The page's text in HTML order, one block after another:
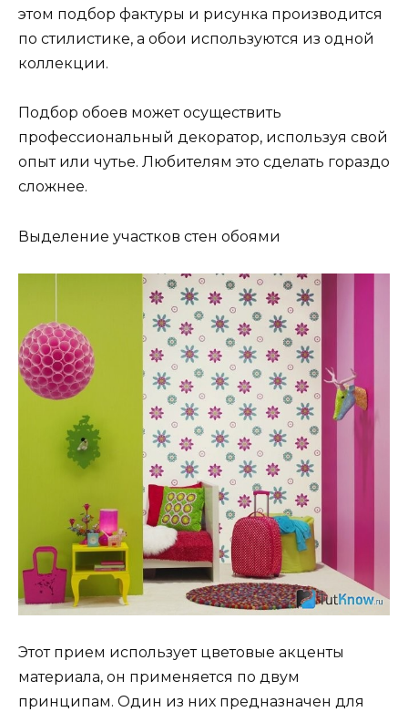
этом подбор фактуры и рисунка производится
по стилистике, а обои используются из одной
коллекции.
Подбор обоев может осуществить
профессиональный декоратор, используя свой
опыт или чутье. Любителям это сделать гораздо
сложнее.
Выделение участков стен обоями
Этот прием использует цветовые акценты
материала, он применяется по двум
принципам. Один из них предназначен для